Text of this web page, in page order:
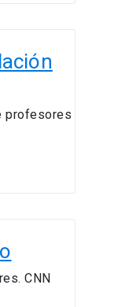
profesores
CNN